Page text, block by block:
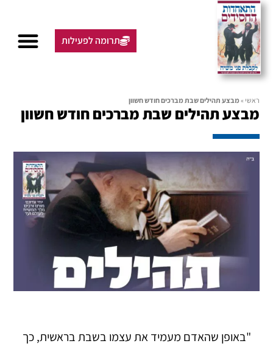
תרומה לפעילות
ראשי »מבצע תהילים שבת מברכים חודש חשוון
מבצע תהילים שבת מברכים חודש חשוון
"באופן שהאדם מעמיד את עצמו בשבת בראשית, כך